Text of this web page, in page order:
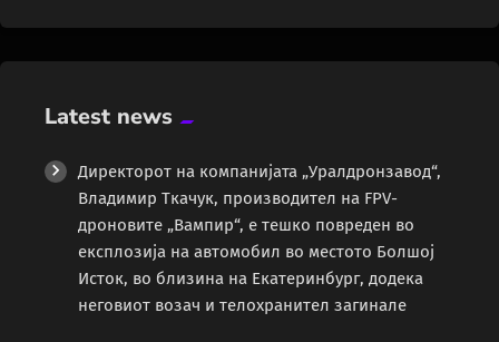
Latest news
Директорот на компанијата „Уралдронзавод“,
Владимир Ткачук, производител на FPV-
дроновите „Вампир“, е тешко повреден во
експлозија на автомобил во местото Болшој
Исток, во близина на Екатеринбург, додека
неговиот возач и телохранител загинале